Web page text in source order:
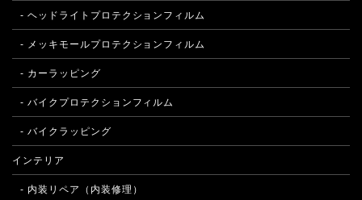
- ヘッドライトプロテクションフィルム
- メッキモールプロテクションフィルム
- カーラッピング
- バイクプロテクションフィルム
- バイクラッピング
インテリア
- 内装リペア（内装修理）